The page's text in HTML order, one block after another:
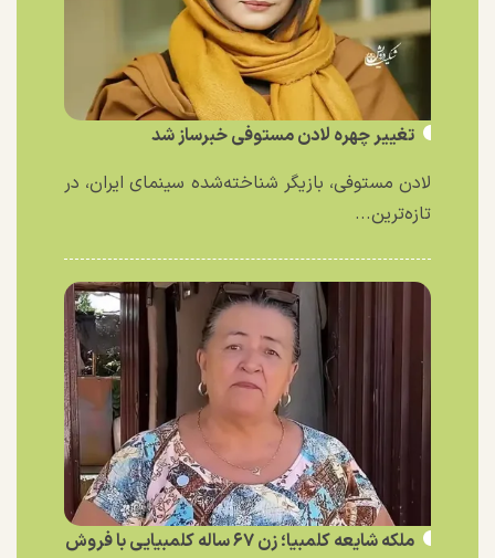
تغییر چهره لادن مستوفی خبرساز شد
لادن مستوفی، بازیگر شناخته‌شده سینمای ایران، در
تازه‌ترین...
ملکه شایعه کلمبیا؛ زن ۶۷ ساله کلمبیایی با فروش